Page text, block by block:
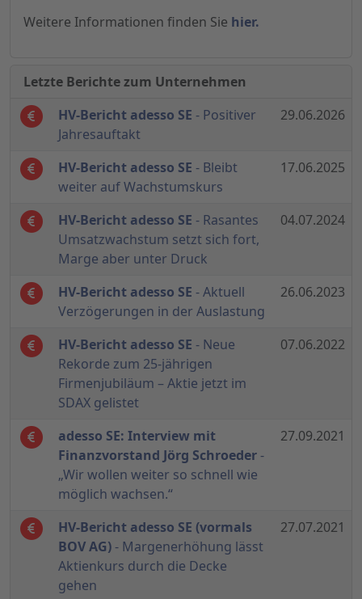
Weitere Informationen finden Sie hier.
Letzte Berichte zum Unternehmen
HV-Bericht adesso SE - Positiver
Jahresauftakt
29.06.2026
HV-Bericht adesso SE - Bleibt
weiter auf Wachstumskurs
17.06.2025
HV-Bericht adesso SE - Rasantes
Umsatzwachstum setzt sich fort,
Marge aber unter Druck
04.07.2024
HV-Bericht adesso SE - Aktuell
Verzögerungen in der Auslastung
26.06.2023
HV-Bericht adesso SE - Neue
Rekorde zum 25-jährigen
Firmenjubiläum – Aktie jetzt im
SDAX gelistet
07.06.2022
adesso SE: Interview mit
Finanzvorstand Jörg Schroeder-
„Wir wollen weiter so schnell wie
möglich wachsen.“
27.09.2021
HV-Bericht adesso SE (vormals
BOV AG) - Margenerhöhung lässt
Aktienkurs durch die Decke
gehen
27.07.2021